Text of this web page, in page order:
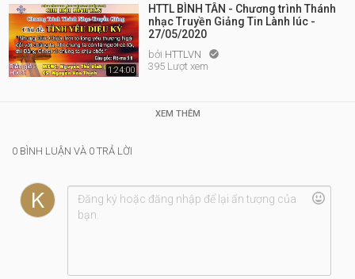
1:24:00
HTTL BÌNH TÂN - Chương trình Thánh
nhạc Truyền Giảng Tin Lành lúc -
27/05/2020
bởi HTTLVN 
395 Lượt xem
XEM THÊM
0 BÌNH LUẬN VÀ 0 TRẢ LỜI